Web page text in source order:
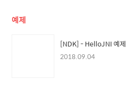
예제
[NDK] - HelloJNI 예제
2018.09.04